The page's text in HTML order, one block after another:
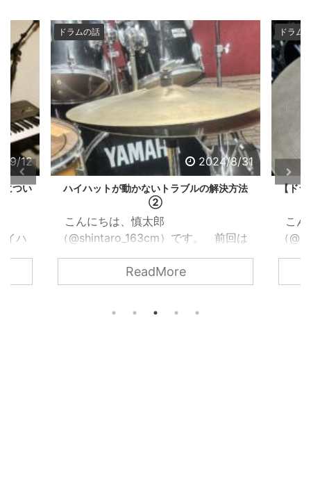
9/12
につい
イハ
はド
ット
ドラムの話
2024/8/31
ハイハットが動かないトラブルの解決方法
②
こんにちは、慎太郎
（@shintaro_163cm）です。 前回は
ハイハットクラッチが原因でハイハッ
トが動かなくなった時のトラブルの解
決方法を紹介しました。 関西ドラマ
ReadMore
ドラム
【ドラ
こん
（
事で